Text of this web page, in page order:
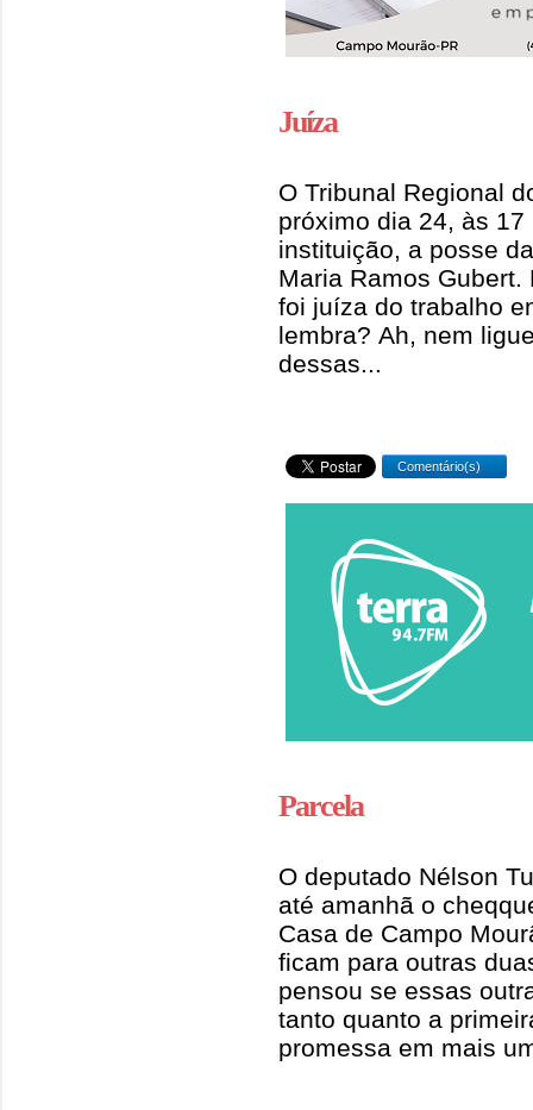
Juíza
O Tribunal Regional
próximo dia 24, às
instituição, a posse
Maria Ramos
foi juíza do trabalho
lembra? Ah, nem
dessas...
Comentário(s)
Parcela
O deputado Nélson
até amanhã o
Casa de Campo
ficam para outras
pensou se essas
tanto quanto a
promessa em mais